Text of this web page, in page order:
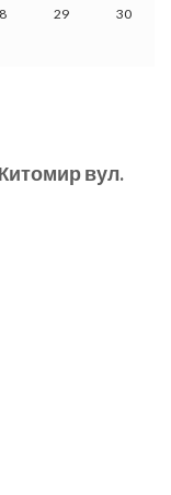
29 30
вул.